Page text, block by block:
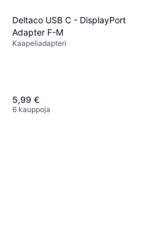
Deltaco USB C - DisplayPort
Adapter F-M
Kaapeliadapteri
5,99 €
6 kauppoja